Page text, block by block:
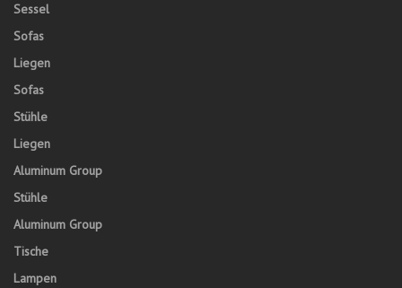
Sessel
Sofas
Liegen
Sofas
Stühle
Liegen
Aluminum Group
Stühle
Aluminum Group
Tische
Lampen